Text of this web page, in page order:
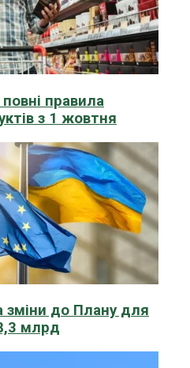
правила
з 1 жовтня
зміни до Плану для
млрд